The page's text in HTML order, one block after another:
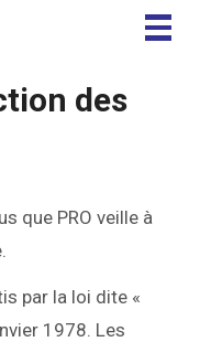
des
que PRO veille à
par la loi dite «
1978. Les